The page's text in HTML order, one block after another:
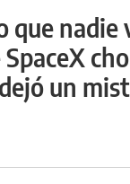
que nadie
un